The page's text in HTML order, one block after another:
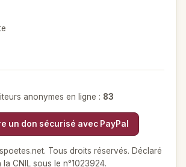
anonymes en ligne : 83
un don sécurisé avec PayPal
Tous droits réservés. Déclaré
la CNIL sous le n°1023924.